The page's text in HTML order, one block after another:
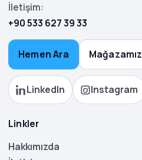
İletişim:
+90 533 627 39 33
Hemen Ara Mağazamız
LinkedIn Instagram
Linkler
Hakkımızda